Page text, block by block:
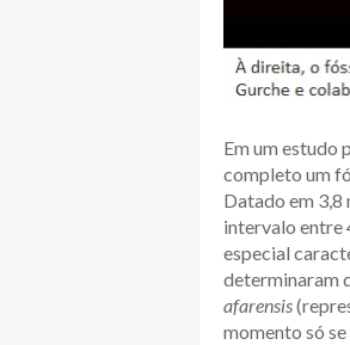
Em um estudo
completo um
Datado em 3,8
intervalo entre
especial
determinaram
afarensis
momento só